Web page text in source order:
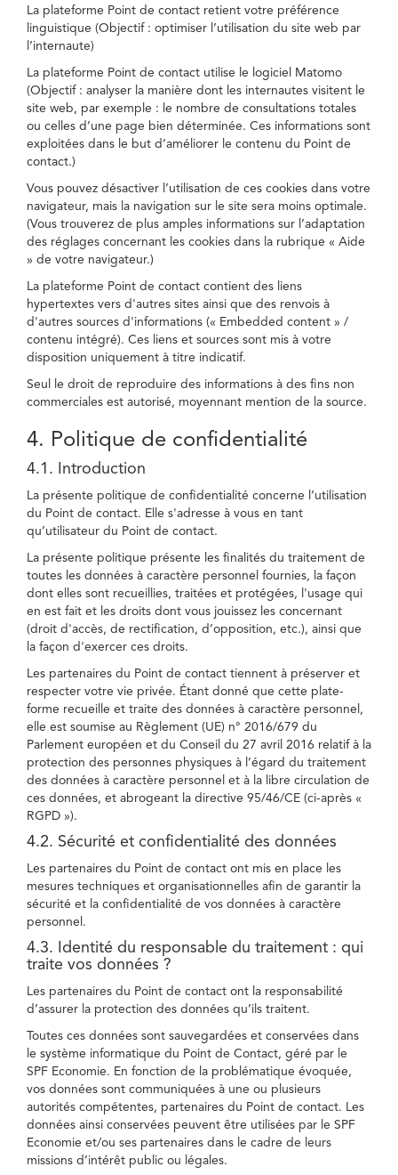
La plateforme Point de contact retient votre préférence
linguistique (Objectif : optimiser l’utilisation du site web par
l’internaute)
La plateforme Point de contact utilise le logiciel Matomo
(Objectif : analyser la manière dont les internautes visitent le
site web, par exemple : le nombre de consultations totales
ou celles d’une page bien déterminée. Ces informations sont
exploitées dans le but d’améliorer le contenu du Point de
contact.)
Vous pouvez désactiver l’utilisation de ces cookies dans votre
navigateur, mais la navigation sur le site sera moins optimale.
(Vous trouverez de plus amples informations sur l’adaptation
des réglages concernant les cookies dans la rubrique « Aide
» de votre navigateur.)
La plateforme Point de contact contient des liens
hypertextes vers d'autres sites ainsi que des renvois à
d'autres sources d'informations (« Embedded content » /
contenu intégré). Ces liens et sources sont mis à votre
disposition uniquement à titre indicatif.
Seul le droit de reproduire des informations à des fins non
commerciales est autorisé, moyennant mention de la source.
4. Politique de confidentialité
4.1. Introduction
La présente politique de confidentialité concerne l’utilisation
du Point de contact. Elle s'adresse à vous en tant
qu’utilisateur du Point de contact.
La présente politique présente les finalités du traitement de
toutes les données à caractère personnel fournies, la façon
dont elles sont recueillies, traitées et protégées, l'usage qui
en est fait et les droits dont vous jouissez les concernant
(droit d'accès, de rectification, d’opposition, etc.), ainsi que
la façon d'exercer ces droits.
Les partenaires du Point de contact tiennent à préserver et
respecter votre vie privée. Étant donné que cette plate-
forme recueille et traite des données à caractère personnel,
elle est soumise au Règlement (UE) n° 2016/679 du
Parlement européen et du Conseil du 27 avril 2016 relatif à la
protection des personnes physiques à l’égard du traitement
des données à caractère personnel et à la libre circulation de
ces données, et abrogeant la directive 95/46/CE (ci-après «
RGPD »).
4.2. Sécurité et confidentialité des données
Les partenaires du Point de contact ont mis en place les
mesures techniques et organisationnelles afin de garantir la
sécurité et la confidentialité de vos données à caractère
personnel.
4.3. Identité du responsable du traitement : qui
traite vos données ?
Les partenaires du Point de contact ont la responsabilité
d’assurer la protection des données qu’ils traitent.
Toutes ces données sont sauvegardées et conservées dans
le système informatique du Point de Contact, géré par le
SPF Economie. En fonction de la problématique évoquée,
vos données sont communiquées à une ou plusieurs
autorités compétentes, partenaires du Point de contact. Les
données ainsi conservées peuvent être utilisées par le SPF
Economie et/ou ses partenaires dans le cadre de leurs
missions d’intérêt public ou légales.